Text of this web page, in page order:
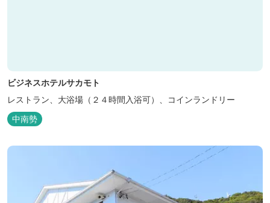
ビジネスホテルサカモト
レストラン、大浴場（２４時間入浴可）、コインランドリー
中南勢